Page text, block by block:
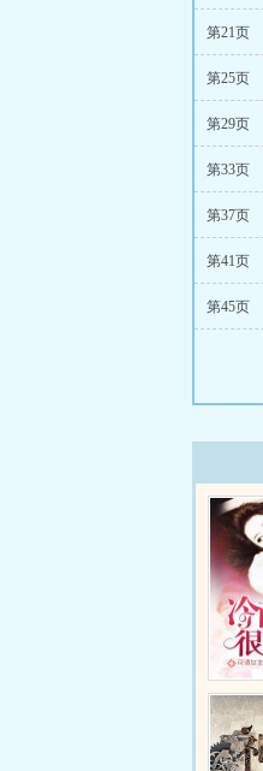
第21页
第25页
第29页
第33页
第37页
第41页
第45页